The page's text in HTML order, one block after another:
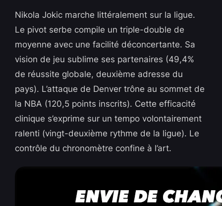
Nikola Jokic marche littéralement sur la ligue.
Le pivot serbe compile un triple-double de
moyenne avec une facilité déconcertante. Sa
vision de jeu sublime ses partenaires (49,4%
de réussite globale, deuxième adresse du
pays). L’attaque de Denver trône au sommet de
la NBA (120,5 points inscrits). Cette efficacité
clinique s’exprime sur un tempo volontairement
ralenti (vingt-deuxième rythme de la ligue). Le
contrôle du chronomètre confine à l’art.